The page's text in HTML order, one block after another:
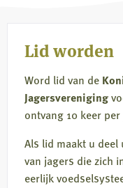
Lid worden
Word lid van de
Jagersvereniging
ontvang 10 keer
Als lid maakt u deel
van jagers die zich
eerlijk